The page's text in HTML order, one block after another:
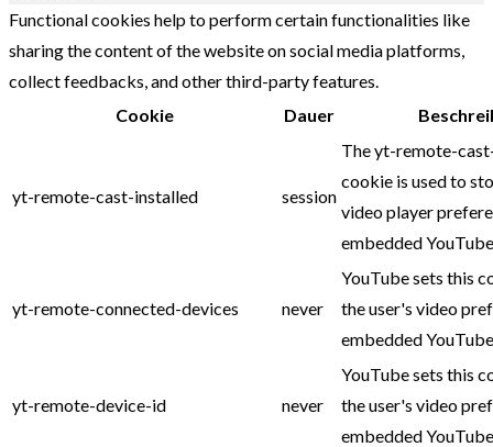
Functional cookies help to perform certain functionalities like
sharing the content of the website on social media platforms,
collect feedbacks, and other third-party features.
Cookie
Dauer
yt-remote-cast-installed session
The yt-remote-
cookie is used to
video player
embedded
yt-remote-connected-devices never
YouTube sets this
the user's video
embedded
yt-remote-device-id never
YouTube sets this
the user's video
embedded